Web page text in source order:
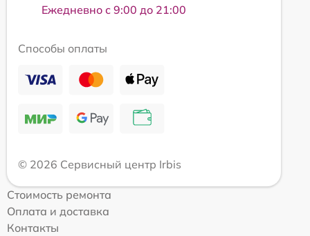
Ежедневно с 9:00 до 21:00
Способы оплаты
© 2026 Сервисный центр Irbis
Стоимость ремонта
Оплата и доставка
Контакты